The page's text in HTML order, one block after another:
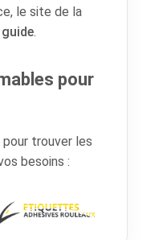
le site de la
guide.
pour
trouver les
besoins :